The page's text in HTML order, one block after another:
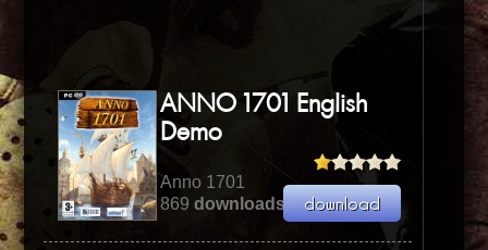
ANNO 1701 English
Demo
Anno 1701
869downloads| 918.18 MB